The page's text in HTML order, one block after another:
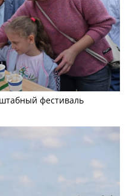
фестиваль